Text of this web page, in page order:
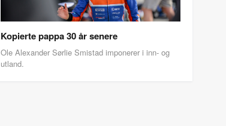
Kopierte pappa 30 år senere
Ole Alexander Sørlie Smistad imponerer i inn- og
utland.